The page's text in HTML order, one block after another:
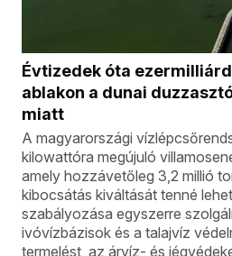
Évtizedek óta
ablakon a dunai
miatt
A magyarországi
kilowattóra megújuló
amely hozzávetőleg 3,2 millió
kibocsátás kiváltását tenné
szabályozása egyszerre
ivóvízbázisok és a talajvíz
termelést, az árvíz- és